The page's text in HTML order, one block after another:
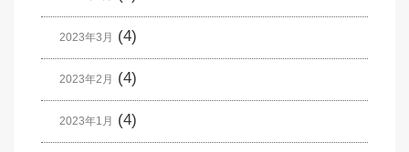
2023年3月 (4)
2023年2月 (4)
2023年1月 (4)